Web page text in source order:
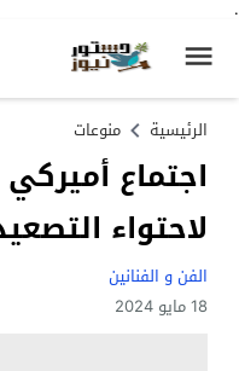
.
الرئيسية منوعات
اجتماع
لاحتواء
الفن و الفنانين
18 مايو 2024